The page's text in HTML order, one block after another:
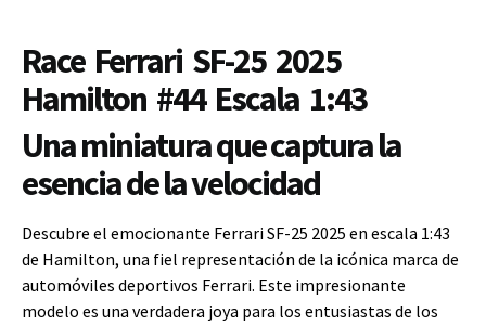
Race Ferrari SF-25 2025
Hamilton #44 Escala 1:43
Una miniatura que captura la
esencia de la velocidad
Descubre el emocionante Ferrari SF-25 2025 en escala 1:43
de Hamilton, una fiel representación de la icónica marca de
automóviles deportivos Ferrari. Este impresionante
modelo es una verdadera joya para los entusiastas de los